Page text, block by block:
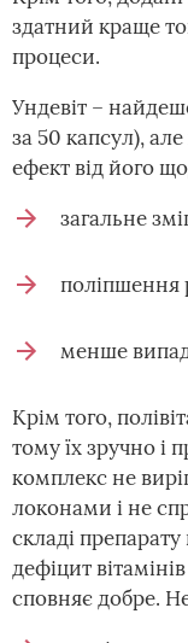
здатний краще
процеси.
Ундевіт –
за 50 капсул),
ефект від його
загальне
поліпшення
менше
Крім того,
тому їх зручно
комплекс не
локонами і не
складі
дефіцит
сповняє добре.